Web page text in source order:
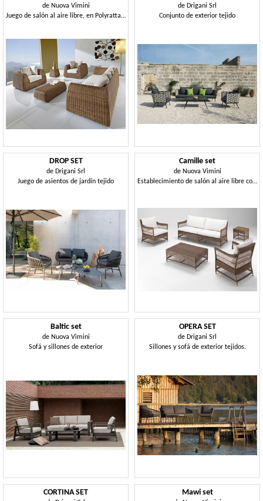
de Nuova Vimini
Juego de salón al aire libre, en Polyrattan tejido
de Drigani Srl
Conjunto de exterior tejido
DROP SET
de Drigani Srl
Juego de asientos de jardín tejido
Camille set
de Nuova Vimini
Establecimiento de salón al aire libre con sofá, sillones y mesas pequeñas
Baltic set
de Nuova Vimini
Sofá y sillones de exterior
OPERA SET
de Drigani Srl
Sillones y sofá de exterior tejidos.
CORTINA SET Mawi set